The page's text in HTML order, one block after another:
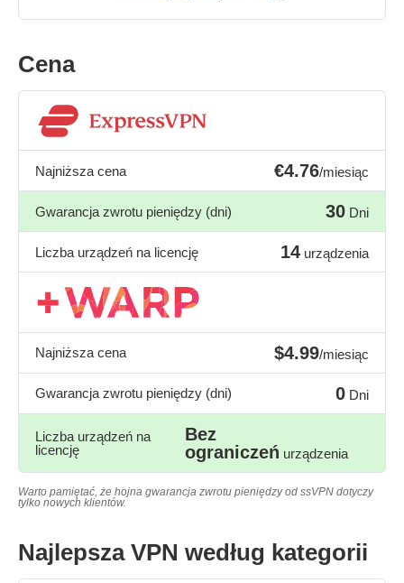
Cena
Najniższa cena €4.76/miesiąc
Gwarancja zwrotu pieniędzy (dni) 30 Dni
Liczba urządzeń na licencję 14 urządzenia
Najniższa cena $4.99/miesiąc
Gwarancja zwrotu pieniędzy (dni) 0 Dni
Liczba urządzeń na
licencję
Bez
ograniczeń urządzenia
Warto pamiętać, że hojna gwarancja zwrotu pieniędzy od ssVPN dotyczy
tylko nowych klientów.
Najlepsza VPN według kategorii